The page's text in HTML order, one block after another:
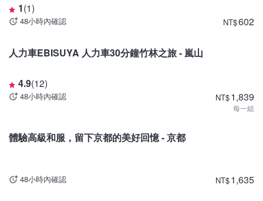
1(1)
48小時內確認 NT$602
人力車EBISUYA 人力車30分鐘竹林之旅 - 嵐山
4.9(12)
48小時內確認 NT$1,839
每一組
體驗高級和服，留下京都的美好回憶 - 京都
48小時內確認 NT$1,635